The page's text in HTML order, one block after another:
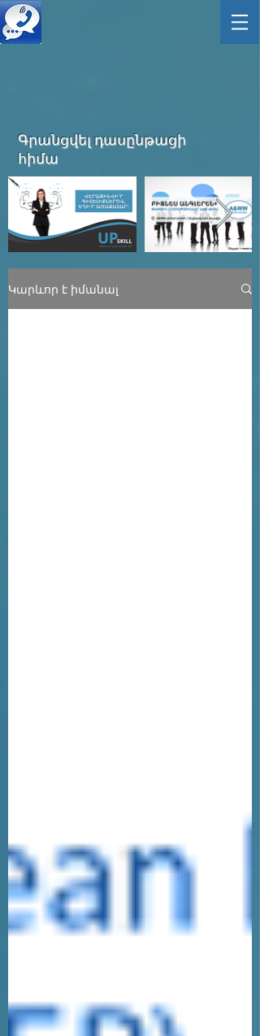
Գրանցվել դասընթացի
հիմա
Կարևոր է իմանալ